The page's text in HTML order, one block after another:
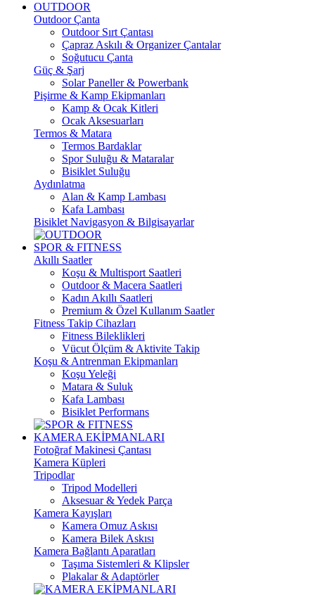
OUTDOOR
Outdoor Çanta
Outdoor Sırt Çantası
Çapraz Askılı & Organizer Çantalar
Soğutucu Çanta
Güç & Şarj
Solar Paneller & Powerbank
Pişirme & Kamp Ekipmanları
Kamp & Ocak Kitleri
Ocak Aksesuarları
Termos & Matara
Termos Bardaklar
Spor Suluğu & Mataralar
Bisiklet Suluğu
Aydınlatma
Alan & Kamp Lambası
Kafa Lambası
Bisiklet Navigasyon & Bilgisayarlar
SPOR & FITNESS
Akıllı Saatler
Koşu & Multisport Saatleri
Outdoor & Macera Saatleri
Kadın Akıllı Saatleri
Premium & Özel Kullanım Saatler
Fitness Takip Cihazları
Fitness Bileklikleri
Vücut Ölçüm & Aktivite Takip
Koşu & Antrenman Ekipmanları
Koşu Yeleği
Matara & Suluk
Kafa Lambası
Bisiklet Performans
KAMERA EKİPMANLARI
Fotoğraf Makinesi Çantası
Kamera Küpleri
Tripodlar
Tripod Modelleri
Aksesuar & Yedek Parça
Kamera Kayışları
Kamera Omuz Askısı
Kamera Bilek Askısı
Kamera Bağlantı Aparatları
Taşıma Sistemleri & Klipsler
Plakalar & Adaptörler